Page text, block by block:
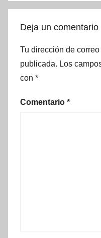
Deja un comentario
Tu dirección de
publicada. Los
con *
Comentario *